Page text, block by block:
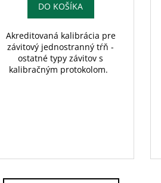
DO KOŠÍKA
Akreditovaná kalibrácia pre
závitový jednostranný tŕň -
ostatné typy závitov s
kalibračným protokolom.